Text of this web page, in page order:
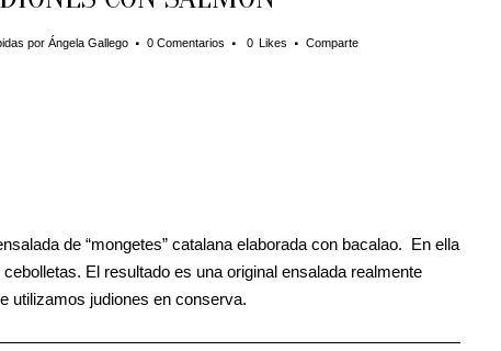
por Ángela Gallego 0 Comentarios 0 Likes Comparte
de “mongetes” catalana elaborada con bacalao. En ella
El resultado es una original ensalada realmente
utilizamos judiones en conserva.